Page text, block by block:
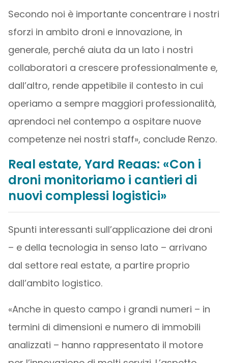
Secondo noi è importante concentrare i nostri
sforzi in ambito droni e innovazione, in
generale, perché aiuta da un lato i nostri
collaboratori a crescere professionalmente e,
dall’altro, rende appetibile il contesto in cui
operiamo a sempre maggiori professionalità,
aprendoci nel contempo a ospitare nuove
competenze nei nostri staff», conclude Renzo.
Real estate, Yard Reaas: «Con i
droni monitoriamo i cantieri di
nuovi complessi logistici»
Spunti interessanti sull’applicazione dei droni
– e della tecnologia in senso lato – arrivano
dal settore real estate, a partire proprio
dall’ambito logistico.
«Anche in questo campo i grandi numeri – in
termini di dimensioni e numero di immobili
analizzati – hanno rappresentato il motore